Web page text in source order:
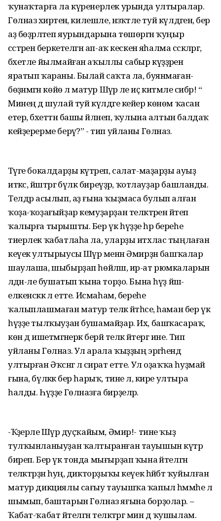
ҡунаҡтарға ла күренерлек урында ултыралар.
Гөлназ әхирәтенә, килешле, нәзәҡәтле туй күлдәгенә, бер
аҙ бөҙрәләтеп яурындарына төшөргән ҡуңыр
сәстәренә беркетелгән ап-аҡ кескенә яһалма сәскәләргә,
бәхетле йылмайған аҡыллы сабыр күҙҙәренә
яратып ҡараны. Былай саҡта ла, буянмаған-
бөҙәнмәгән көйө лә матур Шәүрә әле иҫ китмәле сибәр! “
Минең дә шулай туй күлдәге кейер көнөм ҡасан
етер, бәхеттән башы әйләнеп, ҡулына алтын балдаҡ
кейҙерерме берәү?” - тип уйланы Гөлназ.
Тәүге бокалдарҙы күтәреп, салат-маҙарҙы ауыҙ
иткәс, йәштәргә бүләк биреүҙәр, ҡотлауҙар башланды.
Телдәр асылып, аҙ ғына ҡыҙмаса булып алған
ҡоҙа-ҡоҙағыйҙар кемуҙарҙан теләктәрен әйтеп
ҡалырға тырышты. Бер үк һүҙҙе һәр береһе
тиерлек ҡабатлаһа ла, уларҙы итхлас тыңлаған
кеүек ултырыусы Шәүрә менән Әмирҙән башҡалар
шаулаша, шыбырҙап һөйләшә, ир-ат рюмкаларын
әлдән-әле бушатып ҡына торҙо. Бына һүҙ йәш-
елкенсәккә лә етте. Исмаһам, береһе
ҡалыплашмаған матур теләк әйтһәсе, һаман бер үк
һүҙҙе тылҡыуҙан бушамайҙар. Их, башҡасараҡ,
көн дә ишетмәгәнерәк берәй теләк әйтергә ине. Тип
уйланы Гөлназ. Ул арала ҡыҙҙың эргәһендә
ултырған Әҡсәнгә лә сират етте. Ул оҙаҡҡа һуҙмай
ғына, бүләккә бер һарыҡ, тине лә, кире ултыра
һалды. Һүҙҙе Гөлназға бирҙеләр.
-Ҡәҙерле Шәүрә дуҫҡайым, Әмир!- тине ҡыҙ
тулҡынланыуҙан ҡалтыранған тауышын күтәрә
биреп. Бер үк тонда мығырҙап ҡына әйтелгән
теләктәрҙән һуң, дикторҙыҡы кеүек һәйбәт ҡуйылған
матур дикциялы сағыу тауышҡа ҡапыл һәммәһе лә
шымып, баштарын Гөлназ яғына борҙолар. –
Ҡабат-ҡабат әйтелгән теләктәргә мин дә ҡушылам.